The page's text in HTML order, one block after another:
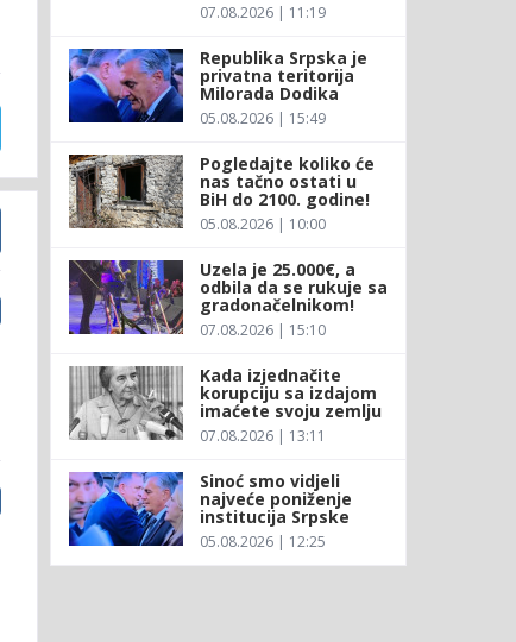
07.08.2026 | 11:19
Republika Srpska je
privatna teritorija
Milorada Dodika
05.08.2026 | 15:49
Pogledajte koliko će
nas tačno ostati u
BiH do 2100. godine!
05.08.2026 | 10:00
Uzela je 25.000€, a
odbila da se rukuje sa
gradonačelnikom!
07.08.2026 | 15:10
Kada izjednačite
korupciju sa izdajom
imaćete svoju zemlju
07.08.2026 | 13:11
Sinoć smo vidjeli
najveće poniženje
institucija Srpske
05.08.2026 | 12:25